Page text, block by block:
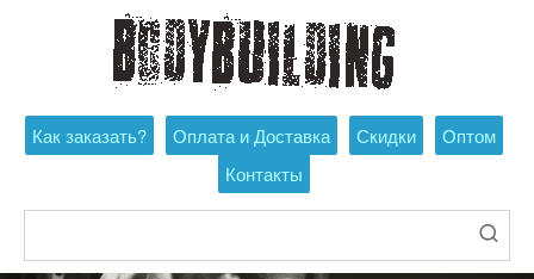
Как заказать? Оплата и Доставка Скидки
Оптом
Контакты